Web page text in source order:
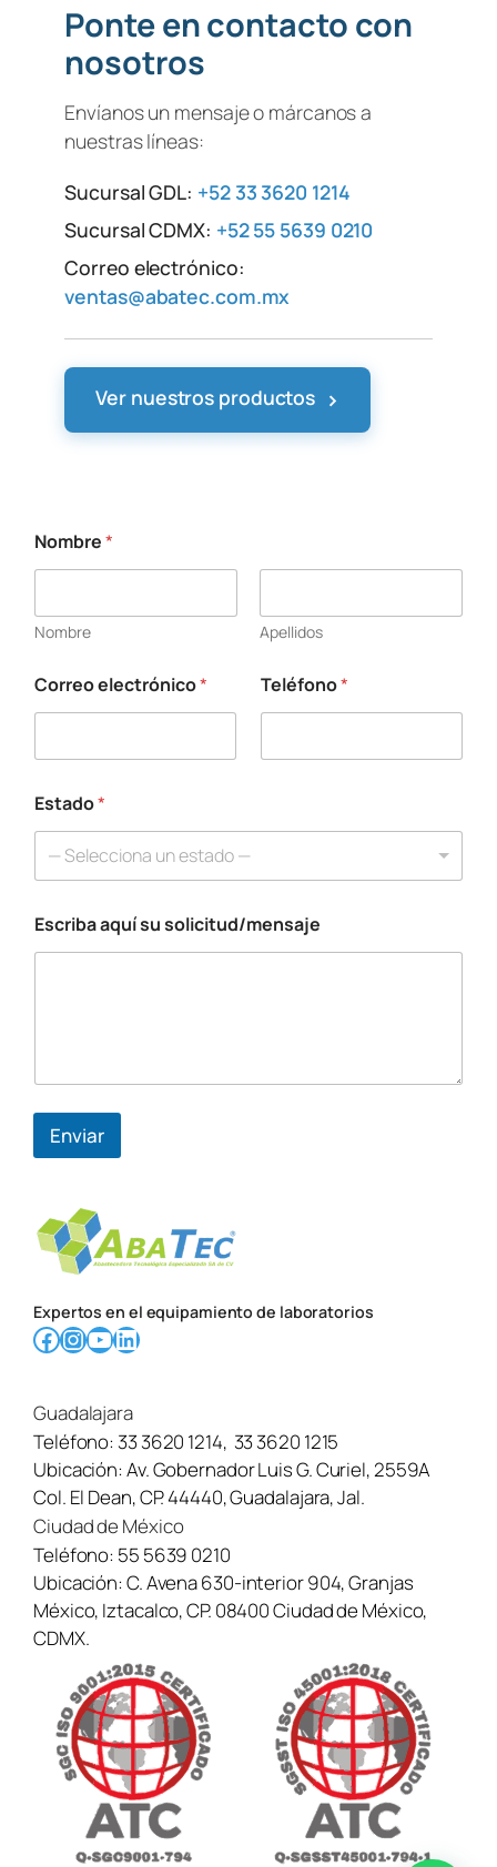
Ponte en contacto con
nosotros
Envíanos un mensaje o márcanos a
nuestras líneas:
Sucursal GDL: +52 33 3620 1214
Sucursal CDMX: +52 55 5639 0210
Correo electrónico:
ventas@abatec.com.mx
Ver nuestros productos ›
Nombre*
Nombre Apellidos
Correo electrónico* Teléfono*
Estado*
— Selecciona un estado —
*
*
o
Escriba aquí su solicitud/mensaje
Enviar
Expertos en el equipamiento de laboratorios
Facebook InstagramYouTube LinkedIn
Guadalajara
Teléfono:33 3620 1214, 33 3620 1215
Ubicación:Av. Gobernador Luis G. Curiel, 2559A
Col. El Dean, CP. 44440, Guadalajara, Jal.
Ciudad de México
Teléfono: 55 5639 0210
Ubicación:C. Avena 630-interior 904, Granjas
México, Iztacalco, CP. 08400 Ciudad de México,
CDMX.